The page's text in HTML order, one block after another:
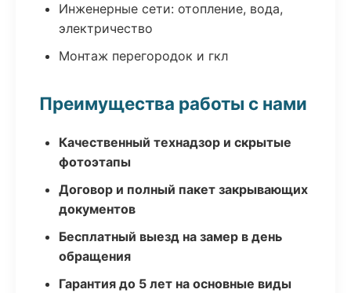
Инженерные сети: отопление, вода,
электричество
Монтаж перегородок и гкл
Преимущества работы с нами
Качественный технадзор и скрытые
фотоэтапы
Договор и полный пакет закрывающих
документов
Бесплатный выезд на замер в день
обращения
Гарантия до 5 лет на основные виды